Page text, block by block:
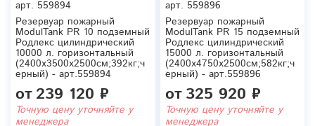
арт. 559894
Резервуар пожарный
ModulTank PR 10 подземный
Родлекс цилиндрический
10000 л. горизонтальный
(2400x3500x2500см;392кг;ч
ерный) - арт.559894
от239 120 ₽
Точную цену уточняйте у
менеджера
арт. 559896
Резервуар пожарный
ModulTank PR 15 подземный
Родлекс цилиндрический
15000 л. горизонтальный
(2400x4750x2500см;582кг;ч
ерный) - арт.559896
от325 920 ₽
Точную цену уточняйте у
менеджера